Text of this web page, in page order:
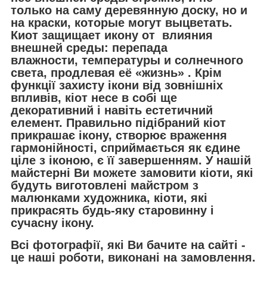
только на саму деревянную доску, но и
на краски, которые могут выцветать.
Киот защищает икону от влияния
внешней среды: перепада
влажности, температуры и солнечного
света, продлевая её «жизнь» . Крім
функції захисту ікони від зовнішніх
впливів, кіот несе в собі ще
декоративний і навіть естетичний
елемент. Правильно підібраний кіот
прикрашає ікону, створює враження
гармонійності, сприймається як єдине
ціле з іконою, є її завершенням. У нашій
майстерні Ви можете замовити кіоти, які
будуть виготовлені майстром з
малюнками художника, кіоти, які
прикрасять будь-яку старовинну і
сучасну ікону.
Всі фотографії, які Ви бачите на сайті -
це наші роботи, виконані на замовлення.